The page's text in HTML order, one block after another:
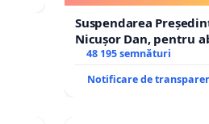
Suspendarea
Nicușor Dan, pentru
și discreditarea statului
48 195 semnături
Notificare de